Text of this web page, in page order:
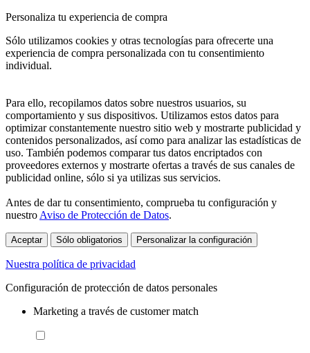
Personaliza tu experiencia de compra
Sólo utilizamos cookies y otras tecnologías para ofrecerte una
experiencia de compra personalizada con tu consentimiento
individual.
Para ello, recopilamos datos sobre nuestros usuarios, su
comportamiento y sus dispositivos. Utilizamos estos datos para
optimizar constantemente nuestro sitio web y mostrarte publicidad y
contenidos personalizados, así como para analizar las estadísticas de
uso. También podemos comparar tus datos encriptados con
proveedores externos y mostrarte ofertas a través de sus canales de
publicidad online, sólo si ya utilizas sus servicios.
Antes de dar tu consentimiento, comprueba tu configuración y
nuestro Aviso de Protección de Datos.
Aceptar Sólo obligatorios Personalizar la configuración
Nuestra política de privacidad
Configuración de protección de datos personales
Marketing a través de customer match